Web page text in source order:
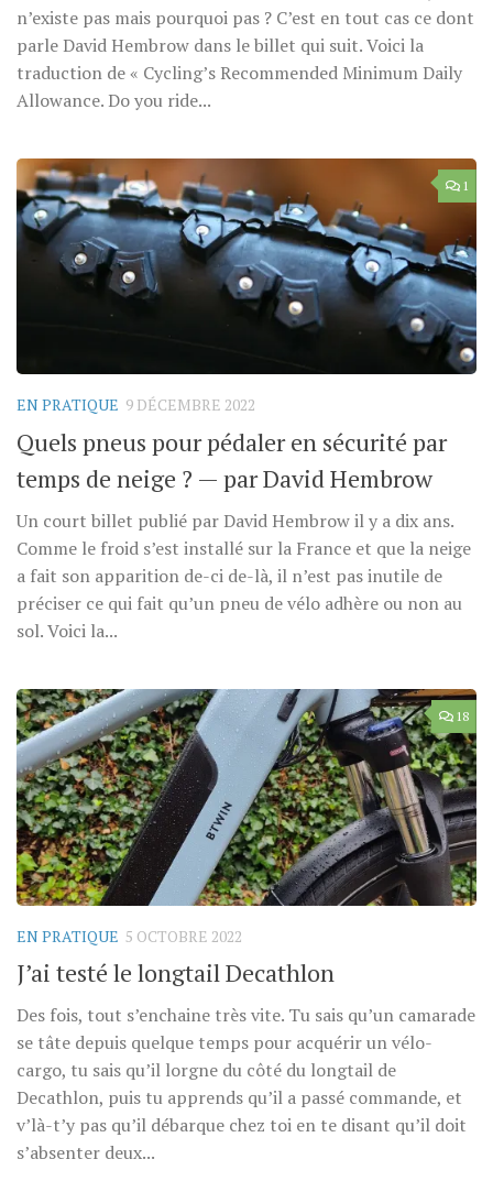
n’existe pas mais pourquoi pas ? C’est en tout cas ce dont
parle David Hembrow dans le billet qui suit. Voici la
traduction de « Cycling’s Recommended Minimum Daily
Allowance. Do you ride...
1
EN PRATIQUE 9 DÉCEMBRE 2022
Quels pneus pour pédaler en sécurité par
temps de neige ? — par David Hembrow
Un court billet publié par David Hembrow il y a dix ans.
Comme le froid s’est installé sur la France et que la neige
a fait son apparition de-ci de-là, il n’est pas inutile de
préciser ce qui fait qu’un pneu de vélo adhère ou non au
sol. Voici la...
18
EN PRATIQUE 5 OCTOBRE 2022
J’ai testé le longtail Decathlon
Des fois, tout s’enchaine très vite. Tu sais qu’un camarade
se tâte depuis quelque temps pour acquérir un vélo-
cargo, tu sais qu’il lorgne du côté du longtail de
Decathlon, puis tu apprends qu’il a passé commande, et
v’là-t’y pas qu’il débarque chez toi en te disant qu’il doit
s’absenter deux...